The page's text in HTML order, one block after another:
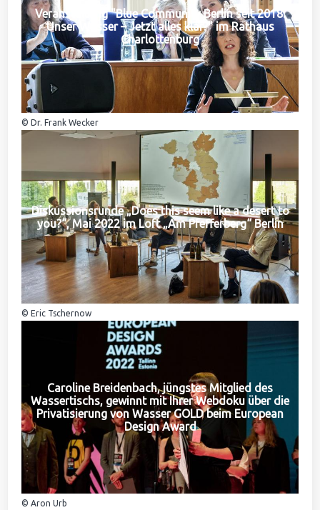
Veranstaltung "Blue Community Berlin seit 2018:
Unser Wasser – Jetzt alles klar?" im Rathaus
Charlottenburg
© Dr. Frank Wecker
Diskussionsrunde „Does this seem like a desert to
you?“, Mai 2022 im Loft „Am Pfefferberg“ Berlin
© Eric Tschernow
Caroline Breidenbach, jüngstes Mitglied des
Wassertischs, gewinnt mit Ihrer Webdoku über die
Privatisierung von Wasser GOLD beim European
Design Award
© Aron Urb